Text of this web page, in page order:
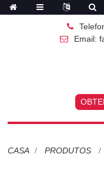
Email:
CASA PRODUTOS